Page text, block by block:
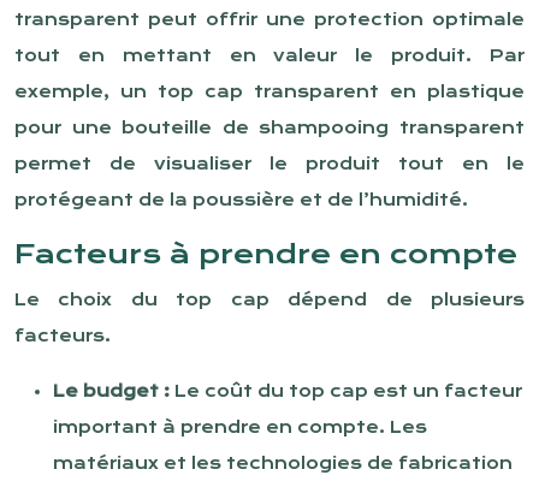
transparent peut offrir une protection optimale
tout en mettant en valeur le produit. Par
exemple, un top cap transparent en plastique
pour une bouteille de shampooing transparent
permet de visualiser le produit tout en le
protégeant de la poussière et de l’humidité.
Facteurs à prendre en compte
Le choix du top cap dépend de plusieurs
facteurs.
Le budget : Le coût du top cap est un facteur
important à prendre en compte. Les
matériaux et les technologies de fabrication